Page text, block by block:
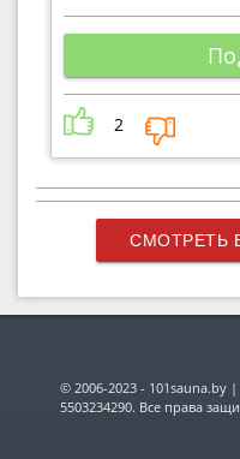
2
СМОТРЕТЬ
© 2006-2023 -
5503234290. Все права